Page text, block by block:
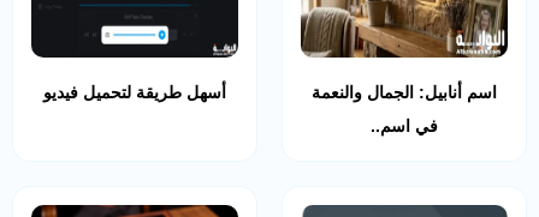
اسم أنابيل: الجمال والنعمة
في اسم..
أسهل طريقة لتحميل فيديو